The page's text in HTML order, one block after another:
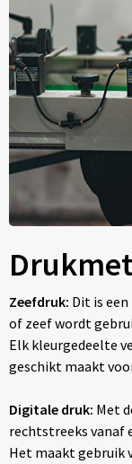
Zeefdruk: Dit is
of zeef wordt
Elk kleurgedeelte
geschikt maakt
Digitale druk: Met
rechtstreeks vanaf
Het maakt